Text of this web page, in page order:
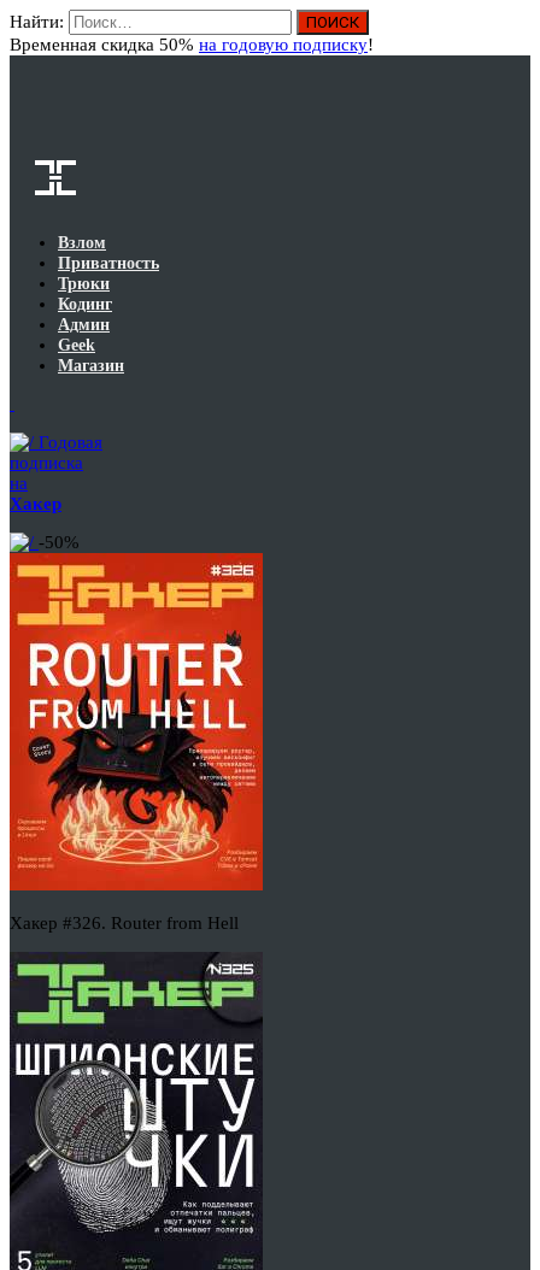
Найти:
Временная скидка 50% на годовую подписку!
Взлом
Приватность
Трюки
Кодинг
Админ
Geek
Магазин
Годовая
подписка
на
Хакер
-50%
Хакер #326. Router from Hell